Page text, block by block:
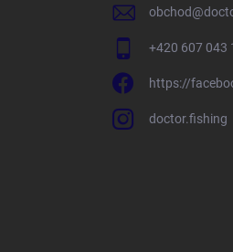
obchod@
+420 607 043
https://
doctor.fishing